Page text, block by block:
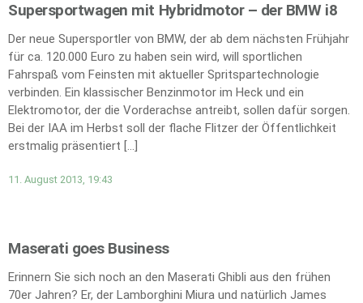
Supersportwagen mit Hybridmotor – der BMW i8
Der neue Supersportler von BMW, der ab dem nächsten Frühjahr
für ca. 120.000 Euro zu haben sein wird, will sportlichen
Fahrspaß vom Feinsten mit aktueller Spritspartechnologie
verbinden. Ein klassischer Benzinmotor im Heck und ein
Elektromotor, der die Vorderachse antreibt, sollen dafür sorgen.
Bei der IAA im Herbst soll der flache Flitzer der Öffentlichkeit
erstmalig präsentiert […]
11. August 2013, 19:43
Maserati goes Business
Erinnern Sie sich noch an den Maserati Ghibli aus den frühen
70er Jahren? Er, der Lamborghini Miura und natürlich James